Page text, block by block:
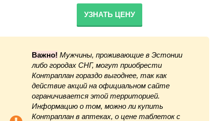
УЗНАТЬ ЦЕНУ
Важно! Мужчины, проживающие в Эстонии
либо городах СНГ, могут приобрести
Контраплан гораздо выгоднее, так как
действие акций на официальном сайте
ограничивается этой территорией.
Информацию о том, можно ли купить
Контраплан в аптеках, о цене таблеток с